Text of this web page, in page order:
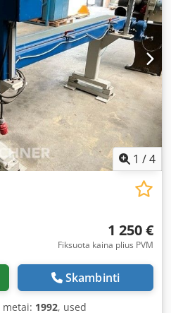
1 /4
1 250 €
Fiksuota kaina plius PVM
Skambinti
metai: 1992, used